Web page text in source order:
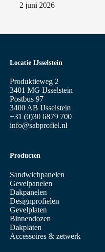
2 juni 2026
Locatie IJsselstein
Produktieweg 2
3401 MG IJsselstein
Postbus 97
3400 AB IJsselstein
+31 (0)30 6879 700
info@sabprofiel.nl
Producten
Sandwichpanelen
Gevelpanelen
Dakpanelen
Designprofielen
Gevelplaten
Binnendozen
Dakplaten
Accessoires & zetwerk